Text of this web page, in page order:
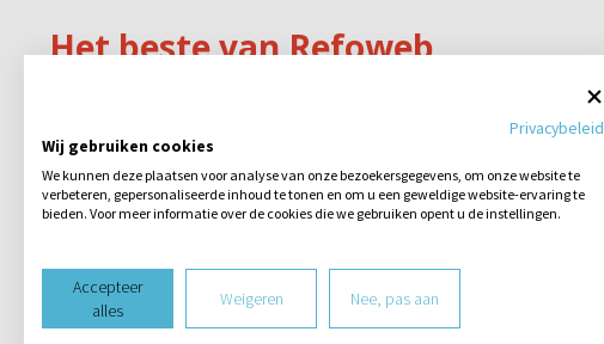
Privacybeleid
Wij gebruiken cookies
We kunnen deze plaatsen voor analyse van onze bezoekersgegevens, om onze website te
verbeteren, gepersonaliseerde inhoud te tonen en om u een geweldige website-ervaring te
bieden. Voor meer informatie over de cookies die we gebruiken opent u de instellingen.
Accepteer
alles
Weigeren Nee, pas aan